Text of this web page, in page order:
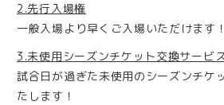
2.先行入場権
一般入場より早くご入場いただけます！
3.未使用シーズンチケット交換サービ
試合日が過ぎた未使用のシーズンチケ
たします！